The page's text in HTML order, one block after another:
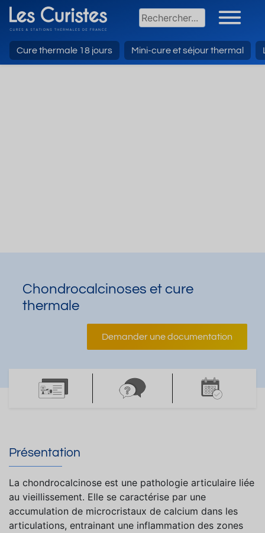
Cure thermale 18 jours Mini-cure et séjour thermal
Chondrocalcinoses et cure
thermale
Demander une documentation
Présentation
La chondrocalcinose est une pathologie articulaire liée
au vieillissement. Elle se caractérise par une
accumulation de microcristaux de calcium dans les
articulations, entrainant une inflammation des zones